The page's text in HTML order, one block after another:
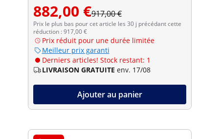
882,00 €917,00 €
Prix le plus bas pour cet article les 30 j précédant cette
réduction : 917,00 €
Prix réduit pour une durée limitée
Meilleur prix garanti
Derniers articles! Stock restant: 1
LIVRAISON GRATUITE env. 17/08
Ajouter au panier